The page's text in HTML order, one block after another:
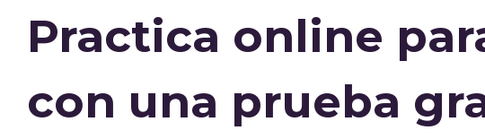
Practica online
con una prueba